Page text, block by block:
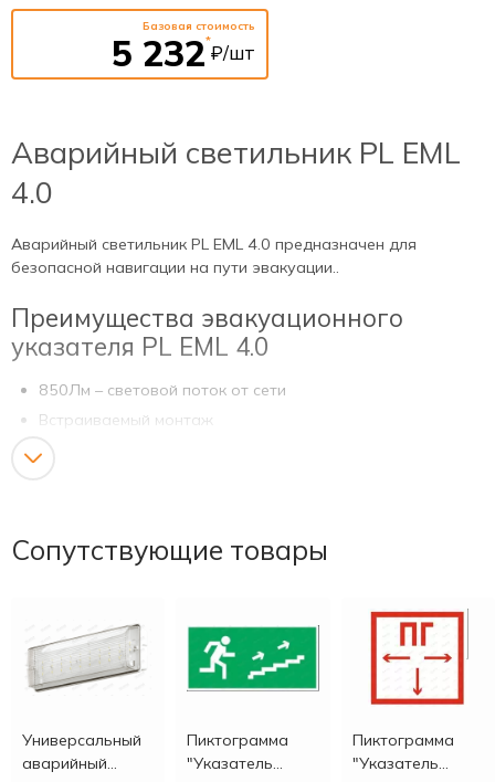
Рабочая частота 50-60Гц
Способ монтажа
Базовая стоимость
5 232*
₽/шт
Аварийный светильник PL EML
4.0
Аварийный светильник PL EML 4.0 предназначен для
безопасной навигации на пути эвакуации..
Преимущества эвакуационного
указателя PL EML 4.0
850Лм – световой поток от сети
Встраиваемый монтаж
Опция с поддержкой работы УДТУ (Устройство
В комплект входит:
Гермоввод
Преимущества аварийного
«УНИВЕРСАЛ/UNIVERSAL»
Сопутствующие товары
Универсальный
аварийный
Пиктограмма
"Указатель
Пиктограмма
"Указатель